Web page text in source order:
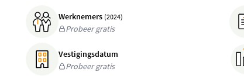
Werknemers (2024)
Probeer gratis
Vestigingsdatum
Probeer gratis